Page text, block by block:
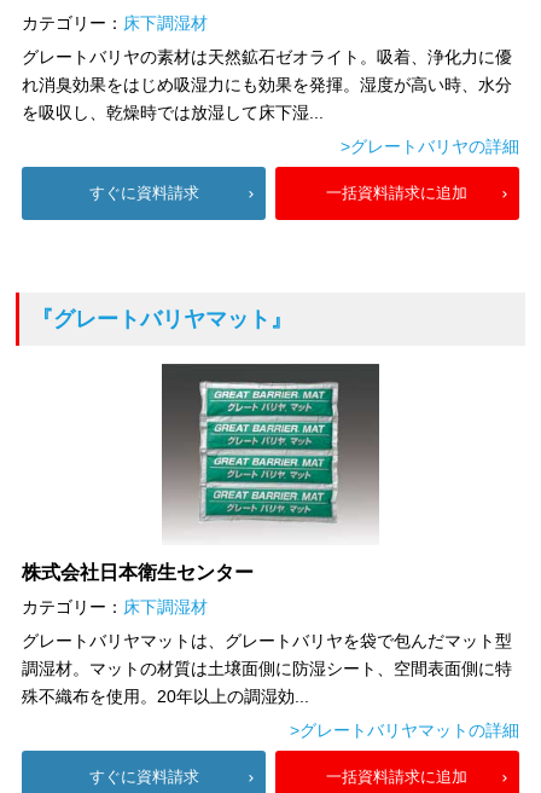
カテゴリー： 床下調湿材
グレートバリヤの素材は天然鉱石ゼオライト。吸着、浄化力に優
れ消臭効果をはじめ吸湿力にも効果を発揮。湿度が高い時、水分
を吸収し、乾燥時では放湿して床下湿...
>グレートバリヤの詳細
すぐに資料請求 一括資料請求に追加
『グレートバリヤマット』
株式会社日本衛生センター
カテゴリー： 床下調湿材
グレートバリヤマットは、グレートバリヤを袋で包んだマット型
調湿材。マットの材質は土壌面側に防湿シート、空間表面側に特
殊不織布を使用。20年以上の調湿効...
>グレートバリヤマットの詳細
すぐに資料請求 一括資料請求に追加